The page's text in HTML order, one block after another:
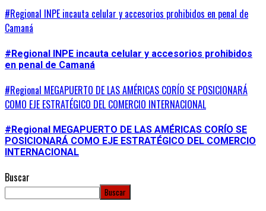
#Regional INPE incauta celular y accesorios prohibidos en penal de
Camaná
#Regional INPE incauta celular y accesorios prohibidos
en penal de Camaná
#Regional MEGAPUERTO DE LAS AMÉRICAS CORÍO SE POSICIONARÁ
COMO EJE ESTRATÉGICO DEL COMERCIO INTERNACIONAL
#Regional MEGAPUERTO DE LAS AMÉRICAS CORÍO SE
POSICIONARÁ COMO EJE ESTRATÉGICO DEL COMERCIO
INTERNACIONAL
Buscar
Buscar